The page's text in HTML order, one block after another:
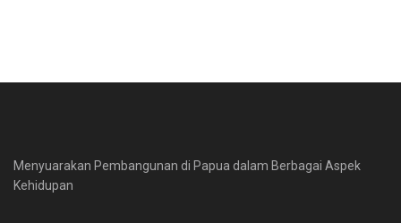
Menyuarakan Pembangunan di Papua dalam Berbagai Aspek
Kehidupan